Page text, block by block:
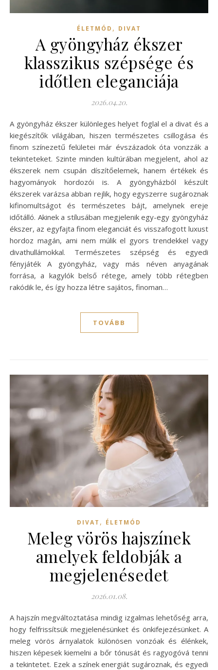
ÉLETMÓD , DIVAT
A gyöngyház ékszer
klasszikus szépsége és
időtlen eleganciája
2026.04.20.
A gyöngyház ékszer különleges helyet foglal el a divat és a
kiegészítők világában, hiszen természetes csillogása és
finom színezetű felületei már évszázadok óta vonzzák a
tekinteteket. Szinte minden kultúrában megjelent, ahol az
ékszerek nem csupán díszítőelemek, hanem értékek és
hagyományok hordozói is. A gyöngyházból készült
ékszerek varázsa abban rejlik, hogy egyszerre sugároznak
kifinomultságot és természetes bájt, amelynek ereje
időtálló. Akinek a stílusában megjelenik egy-egy gyöngyház
ékszer, az egyfajta finom eleganciát és visszafogott luxust
hordoz magán, ami nem múlik el gyors trendekkel vagy
divathullámokkal. Természetes szépség és egyedi
fényjáték A gyöngyház, vagy más néven anyagának
forrása, a kagylók belső rétege, amely több rétegben
rakódik le, és így hozza létre sajátos, finoman…
TOVÁBB
DIVAT , ÉLETMÓD
Meleg vörös hajszínek
amelyek feldobják a
megjelenésedet
2026.01.08.
A hajszín megváltoztatása mindig izgalmas lehetőség arra,
hogy felfrissítsük megjelenésünket és önkifejezésünket. A
meleg vörös árnyalatok különösen vonzóak és élénkek,
hiszen képesek kiemelni a bőr tónusát és ragyogóvá tenni
a tekintetet. Ezek a színek energiát sugároznak, és egyedi